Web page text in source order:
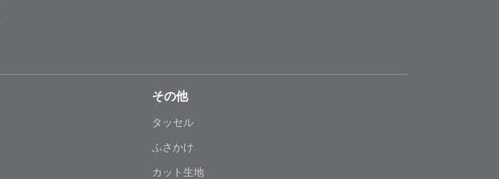
その他
タッセル
ふさかけ
カット生地